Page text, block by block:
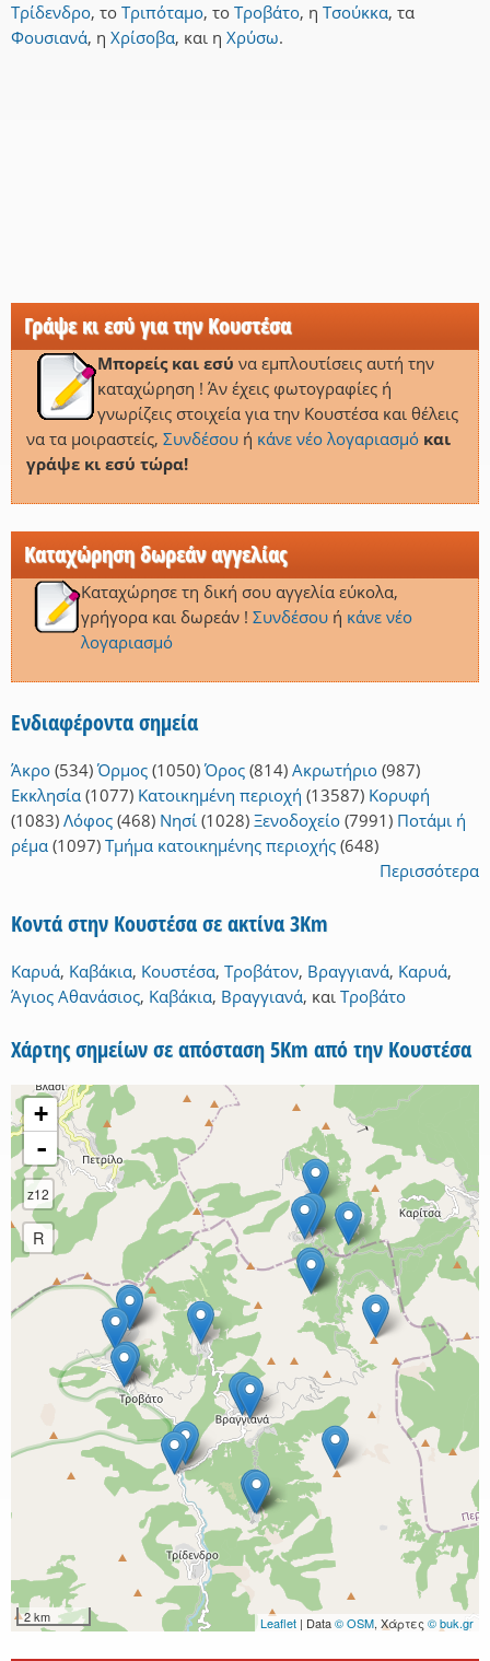
Τρίδενδρο, το Τριπόταμο, το Τροβάτο, η Τσούκκα, τα
Φουσιανά, η Χρίσοβα, και η Χρύσω.
Γράψε κι εσύ για την Κουστέσα
Μπορείς και εσύ να εμπλουτίσεις αυτή την
καταχώρηση ! Άν έχεις φωτογραφίες ή
γνωρίζεις στοιχεία για την Κουστέσα και θέλεις
να τα μοιραστείς, Συνδέσουή κάνε νέο λογαριασμό και
γράψε κι εσύ τώρα!
Καταχώρηση δωρεάν αγγελίας
Καταχώρησε τη δική σου αγγελία εύκολα,
γρήγορα και δωρεάν ! Συνδέσουή κάνε νέο
λογαριασμό
Ενδιαφέροντα σημεία
Άκρο (534) Όρμος (1050) Όρος (814) Ακρωτήριο (987)
Εκκλησία (1077) Κατοικημένη περιοχή (13587) Κορυφή
(1083) Λόφος (468) Νησί (1028) Ξενοδοχείο (7991) Ποτάμι ή
ρέμα (1097) Τμήμα κατοικημένης περιοχής (648)
Περισσότερα
Κοντά στην Κουστέσα σε ακτίνα 3Km
Καρυά, Καβάκια, Κουστέσα, Τροβάτον, Βραγγιανά, Καρυά,
Άγιος Αθανάσιος, Καβάκια, Βραγγιανά, και Τροβάτο
Χάρτης σημείων σε απόσταση 5Km από την Κουστέσα
+
-
z12
R
2 km Leaflet | Data© OSM, Χάρτες © buk.gr